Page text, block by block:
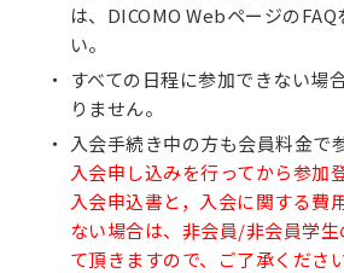
は、DICOMO Webページの
い。
すべての日程に参加できない場
りません。
入会手続き中の方も会員料金で
入会申し込みを行ってから参加
入会申込書と，入会に関する費
ない場合は、非会員/非会員学
て頂きますので、ご了承くださ